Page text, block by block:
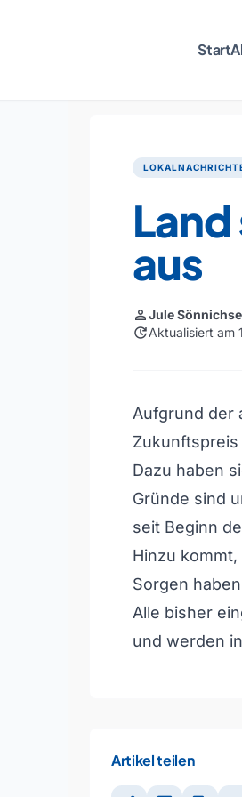
Start
aus
personJule
updateAktualisiert am
Aufgrund der
Dazu haben
Gründe sind
seit Beginn
Hinzu
Sorgen
Alle bisher
und werden
Artikel teilen